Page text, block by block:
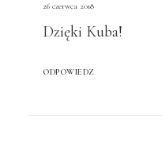
26 czerwca 2018
Dzięki Kuba!
ODPOWIEDZ